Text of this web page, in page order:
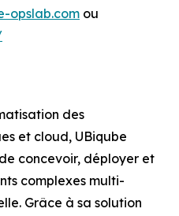
opslab.com ou
des
et cloud, UBiqube
concevoir, déployer et
complexes multi-
Grâce à sa solution